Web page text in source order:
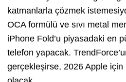
katmanlarla çözmek
OCA formülü ve sıvı metal
iPhone Fold’u piyasadaki en
telefon yapacak.
gerçekleşirse, 2026 Apple için